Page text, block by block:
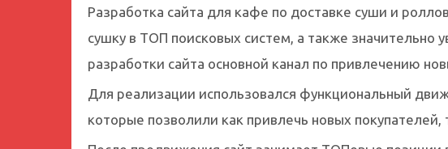
Разработка сайта для кафе по доставке суши и
сушку в ТОП поисковых систем, а также значительно
разработки сайта основной канал по привлечению
Для реализации использовался функциональный
которые позволили как привлечь новых покупателей,